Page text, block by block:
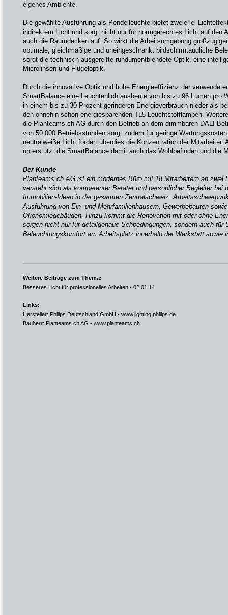
eigenes Ambiente.
Die gewählte Ausführung als Pendelleuchte bietet zweierlei
indirektem Licht und sorgt nicht nur für normgerechtes Licht auf den
auch die Raumdecken auf. So wirkt die Arbeitsumgebung
optimale, gleichmäßige und uneingeschränkt bildschirmtaugliche
sorgt die technisch ausgereifte rundumentblendete Optik, eine
Microlinsen und Flügeloptik.
Durch die innovative Optik und hohe Energieeffizienz der
SmartBalance eine Leuchtenlichtausbeute von bis zu 96 Lumen pro
in einem bis zu 30 Prozent geringeren Energieverbrauch nieder als
den ohnehin schon energiesparenden TL5-Leuchtstofflampen.
die Planteams.ch AG durch den Betrieb an dem dimmbaren DALI-
von 50.000 Betriebsstunden sorgt zudem für geringe
neutralweiße Licht fördert überdies die Konzentration der Mitarbeiter.
unterstützt die SmartBalance damit auch das Wohlbefinden und die
Der Kunde
Planteams.ch AG ist ein modernes Büro mit 18 Mitarbeitern an zwei
versteht sich als kompetenter Berater und persönlicher Begleiter bei
Immobilien-Ideen in der gesamten Zentralschweiz.
Ausführung von Ein- und Mehrfamilienhäusern, Gewerbebauten
Ökonomiegebäuden. Hinzu kommt die Renovation mit oder ohne
sorgen nicht nur für detailgenaue Sehbedingungen, sondern auch für
Beleuchtungskomfort am Arbeitsplatz innerhalb der Werkstatt sowie
Weitere Beiträge zum Thema:
Besseres Licht für professionelles Arbeiten - 02.01.14
Links:
Hersteller: Philips Deutschland GmbH - www.lighting.philips.de
Bauherr: Planteams.ch AG - www.planteams.ch